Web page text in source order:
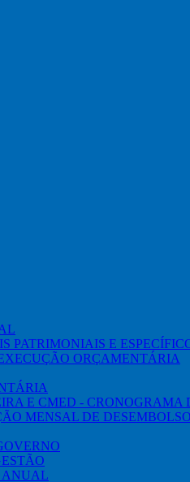
PATRIMONIAIS E
ORÇAMENTÁRIA
E CMED -
MENSAL DE DESEMBOLSO
ANUAL